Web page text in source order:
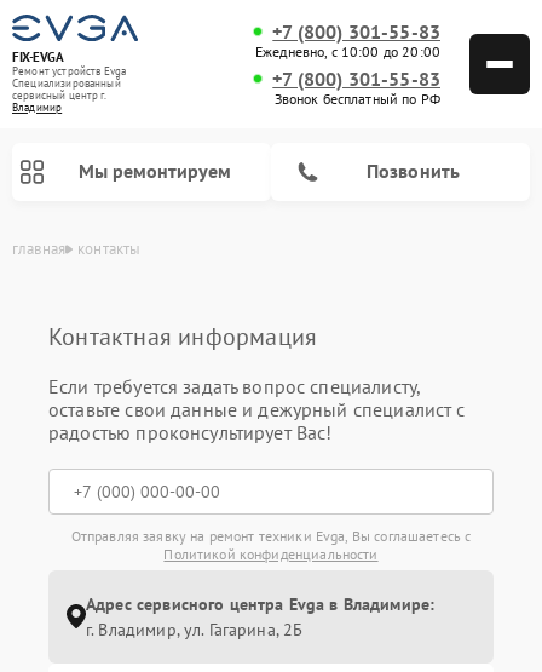
FIX-EVGA
Ремонт устройств Evga
Специализированный
cервисный центр г.
Владимир
+7 (800) 301-55-83
Ежедневно, с 10:00 до 20:00
+7 (800) 301-55-83
Звонок бесплатный по РФ
Мы ремонтируем Позвонить
главная контакты
Контактная информация
Если требуется задать вопрос специалисту,
оставьте свои данные и дежурный специалист с
радостью проконсультирует Вас!
Отправляя заявку на ремонт техники Evga, Вы соглашаетесь с
Политикой конфиденциальности
Адрес сервисного центра Evga в Владимире:
г. Владимир, ул. Гагарина, 2Б